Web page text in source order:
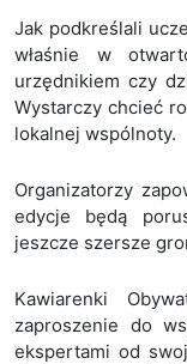
Jak podkreślali
właśnie w
urzędnikiem czy
Wystarczy chcieć
lokalnej wspólnoty.
Organizatorzy
edycje będą
jeszcze szersze
Kawiarenki
zaproszenie do
ekspertami od